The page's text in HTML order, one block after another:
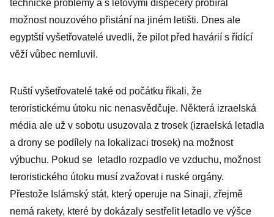
technické problémy a s letovými dispečery probíral
možnost nouzového přistání na jiném letišti. Dnes ale
egyptští vyšetřovatelé uvedli, že pilot před havárií s řídící
věží vůbec nemluvil.
Ruští vyšetřovatelé také od počátku říkali, že
teroristickému útoku nic nenasvědčuje. Některá izraelská
média ale už v sobotu usuzovala z trosek (izraelská letadla
a drony se podílely na lokalizaci trosek) na možnost
výbuchu. Pokud se letadlo rozpadlo ve vzduchu, možnost
teroristického útoku musí zvažovat i ruské orgány.
Přestože Islámský stát, který operuje na Sinaji, zřejmě
nemá rakety, které by dokázaly sestřelit letadlo ve výšce